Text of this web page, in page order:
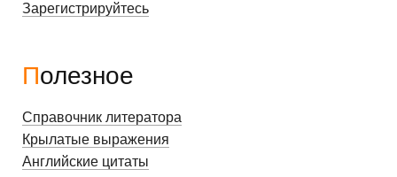
Зарегистрируйтесь
Полезное
Справочник литератора
Крылатые выражения
Английские цитаты